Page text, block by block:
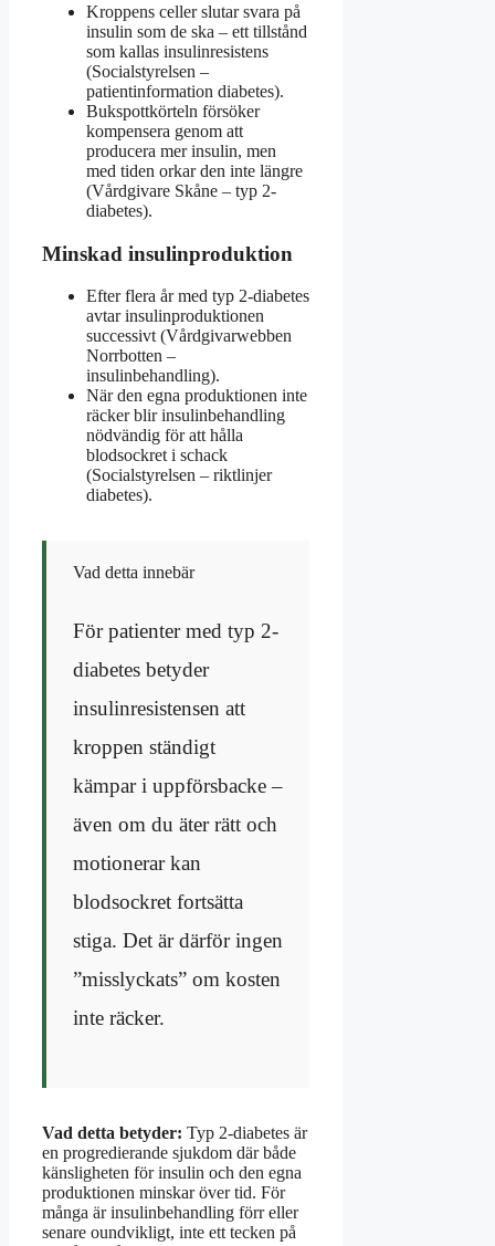
Kroppens celler slutar svara på
insulin som de ska – ett tillstånd
som kallas insulinresistens
(Socialstyrelsen –
patientinformation diabetes).
Bukspottkörteln försöker
kompensera genom att
producera mer insulin, men
med tiden orkar den inte längre
(Vårdgivare Skåne – typ 2-
diabetes).
Minskad insulinproduktion
Efter flera år med typ 2-diabetes
avtar insulinproduktionen
successivt (Vårdgivarwebben
Norrbotten –
insulinbehandling).
När den egna produktionen inte
räcker blir insulinbehandling
nödvändig för att hålla
blodsockret i schack
(Socialstyrelsen – riktlinjer
diabetes).
Vad detta innebär
För patienter med typ 2-
diabetes betyder
insulinresistensen att
kroppen ständigt
kämpar i uppförsbacke –
även om du äter rätt och
motionerar kan
blodsockret fortsätta
stiga. Det är därför ingen
”misslyckats” om kosten
inte räcker.
Vad detta betyder: Typ 2-diabetes är
en progredierande sjukdom där både
känsligheten för insulin och den egna
produktionen minskar över tid. För
många är insulinbehandling förr eller
senare oundvikligt, inte ett tecken på